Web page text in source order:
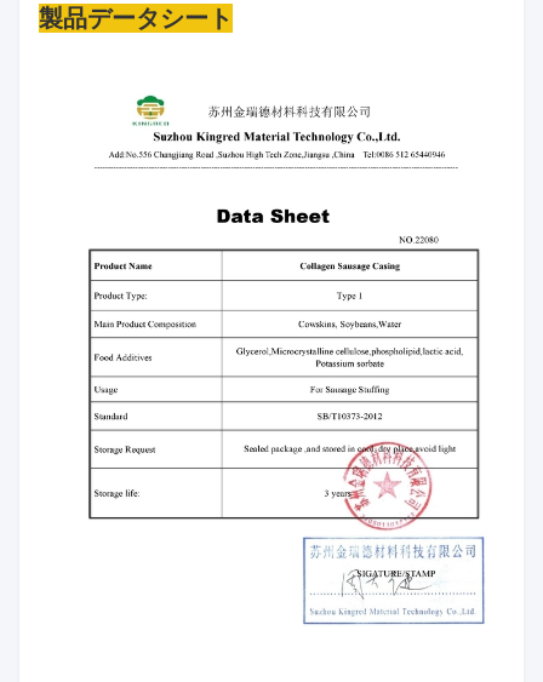
製品データシート